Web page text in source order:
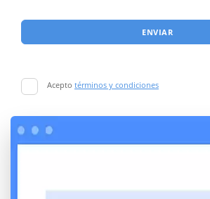
ENVIAR
Acepto términos y condiciones